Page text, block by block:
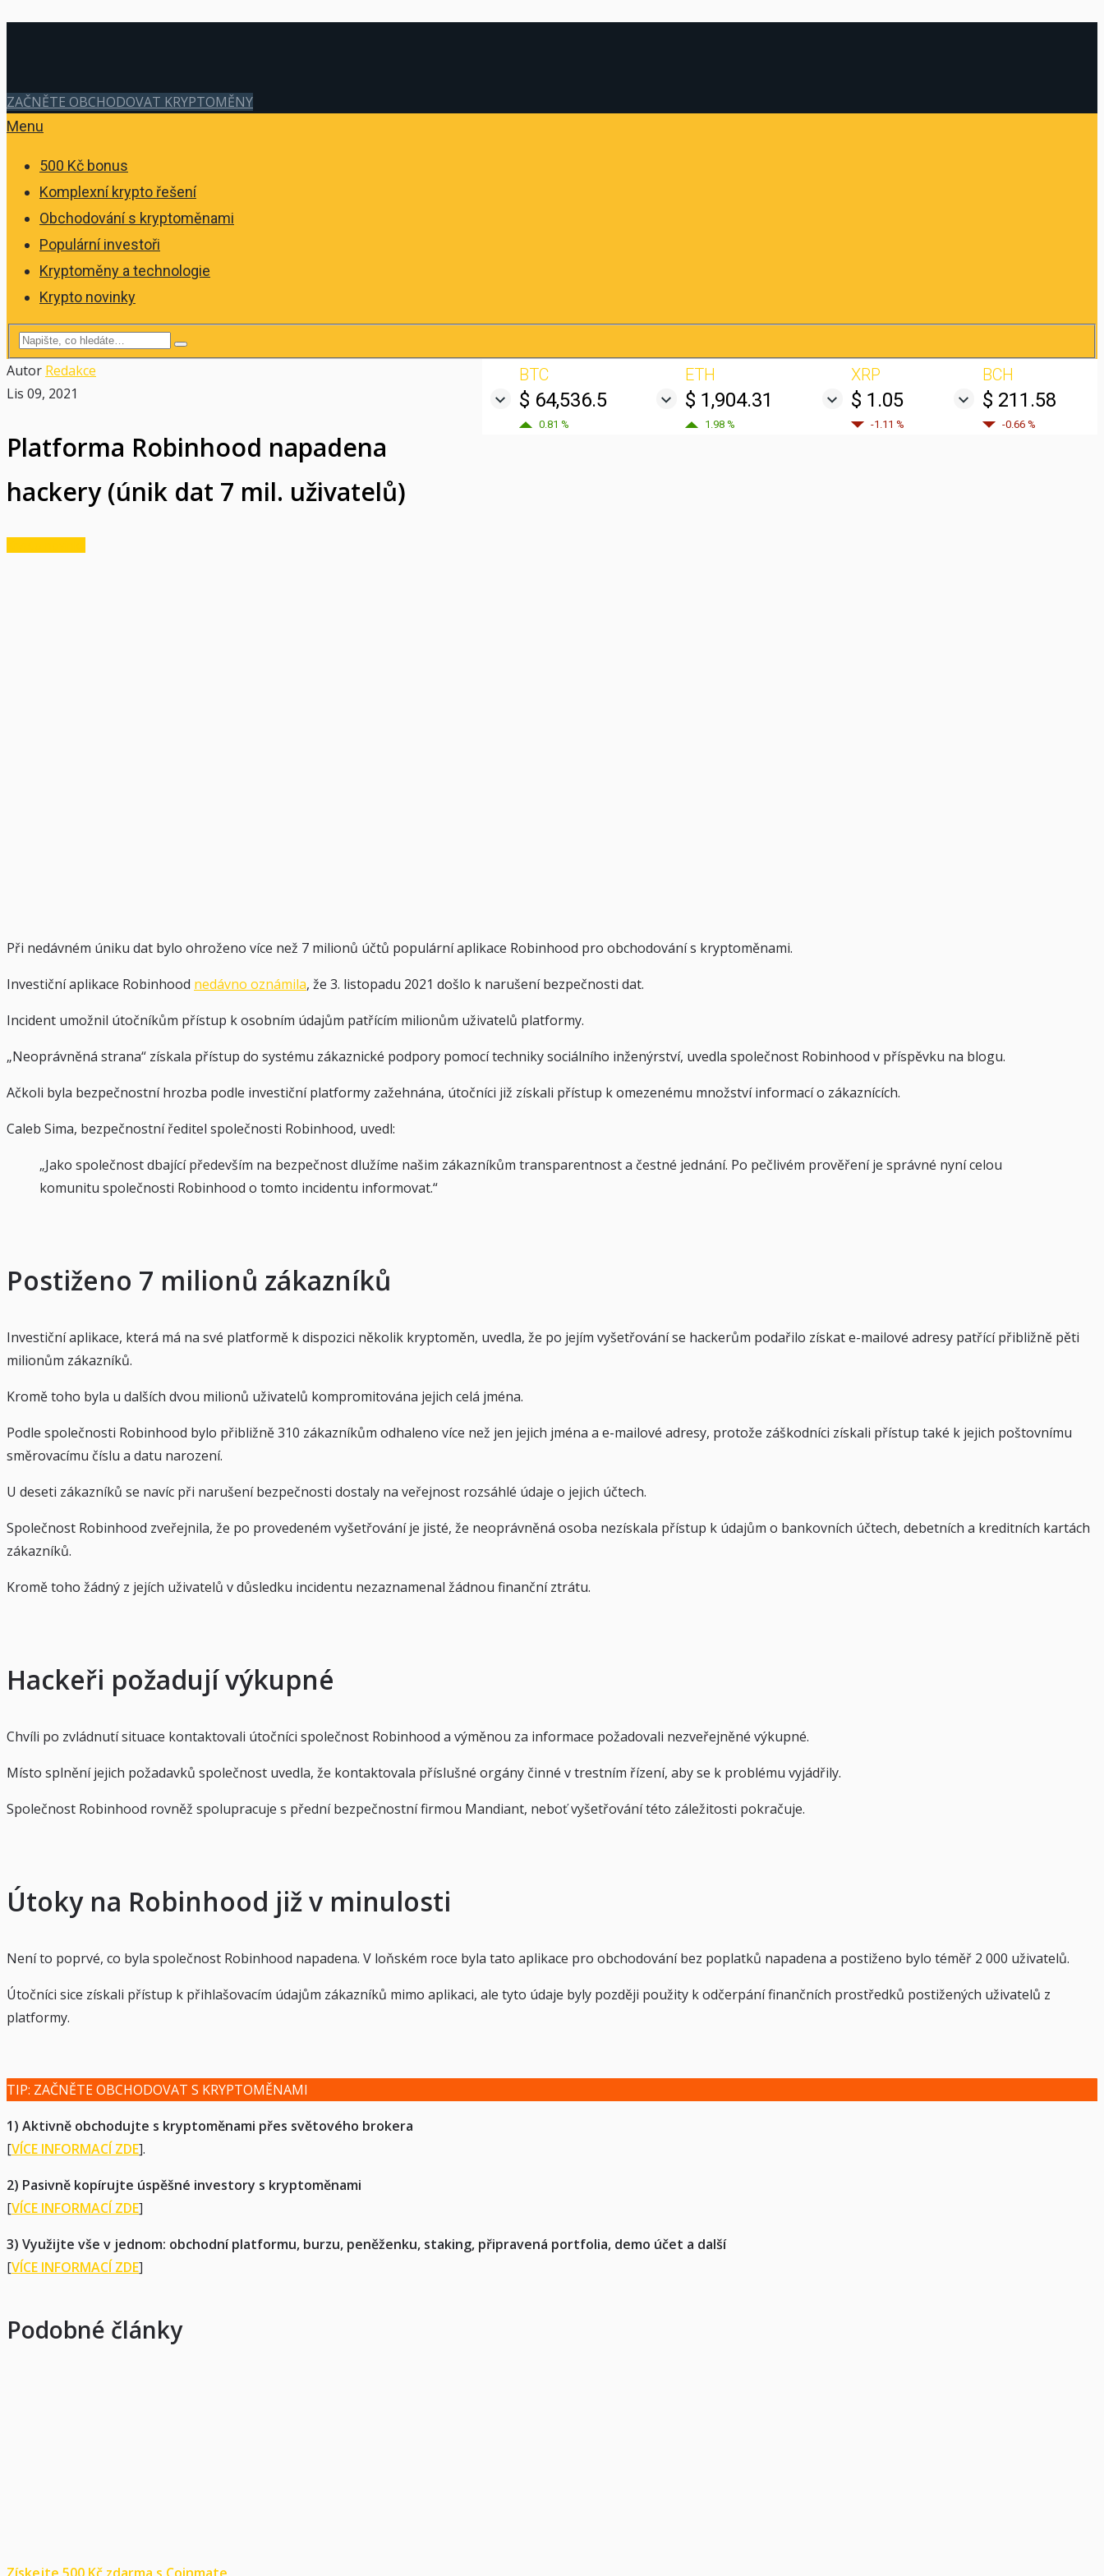
ZAČNĚTE OBCHODOVAT KRYPTOMĚNY
Menu
500 Kč bonus
Komplexní krypto řešení
Obchodování s kryptoměnami
Populární investoři
Kryptoměny a technologie
Krypto novinky
BTC
$ 64,536.5
0.81 %
ETH
$ 1,904.31
1.98 %
XRP
$ 1.05
-1.11 %
BCH
$ 211.58
-0.66 %
Autor Redakce
Lis 09, 2021
Platforma Robinhood napadena
hackery (únik dat 7 mil. uživatelů)
Při nedávném úniku dat bylo ohroženo více než 7 milionů účtů populární aplikace Robinhood pro obchodování s kryptoměnami.
Investiční aplikace Robinhood nedávno oznámila, že 3. listopadu 2021 došlo k narušení bezpečnosti dat.
Incident umožnil útočníkům přístup k osobním údajům patřícím milionům uživatelů platformy.
„Neoprávněná strana“ získala přístup do systému zákaznické podpory pomocí techniky sociálního inženýrství, uvedla společnost Robinhood v příspěvku na blogu.
Ačkoli byla bezpečnostní hrozba podle investiční platformy zažehnána, útočníci již získali přístup k omezenému množství informací o zákaznících.
Caleb Sima, bezpečnostní ředitel společnosti Robinhood, uvedl:
„Jako společnost dbající především na bezpečnost dlužíme našim zákazníkům transparentnost a čestné jednání. Po pečlivém prověření je správné nyní celou
komunitu společnosti Robinhood o tomto incidentu informovat.“
Postiženo 7 milionů zákazníků
Investiční aplikace, která má na své platformě k dispozici několik kryptoměn, uvedla, že po jejím vyšetřování se hackerům podařilo získat e-mailové adresy patřící přibližně pěti
milionům zákazníků.
Kromě toho byla u dalších dvou milionů uživatelů kompromitována jejich celá jména.
Podle společnosti Robinhood bylo přibližně 310 zákazníkům odhaleno více než jen jejich jména a e-mailové adresy, protože záškodníci získali přístup také k jejich poštovnímu
směrovacímu číslu a datu narození.
U deseti zákazníků se navíc při narušení bezpečnosti dostaly na veřejnost rozsáhlé údaje o jejich účtech.
Společnost Robinhood zveřejnila, že po provedeném vyšetřování je jisté, že neoprávněná osoba nezískala přístup k údajům o bankovních účtech, debetních a kreditních kartách
zákazníků.
Kromě toho žádný z jejích uživatelů v důsledku incidentu nezaznamenal žádnou finanční ztrátu.
Hackeři požadují výkupné
Chvíli po zvládnutí situace kontaktovali útočníci společnost Robinhood a výměnou za informace požadovali nezveřejněné výkupné.
Místo splnění jejich požadavků společnost uvedla, že kontaktovala příslušné orgány činné v trestním řízení, aby se k problému vyjádřily.
Společnost Robinhood rovněž spolupracuje s přední bezpečnostní firmou Mandiant, neboť vyšetřování této záležitosti pokračuje.
Útoky na Robinhood již v minulosti
Není to poprvé, co byla společnost Robinhood napadena. V loňském roce byla tato aplikace pro obchodování bez poplatků napadena a postiženo bylo téměř 2 000 uživatelů.
Útočníci sice získali přístup k přihlašovacím údajům zákazníků mimo aplikaci, ale tyto údaje byly později použity k odčerpání finančních prostředků postižených uživatelů z
platformy.
TIP: ZAČNĚTE OBCHODOVAT S KRYPTOMĚNAMI
1) Aktivně obchodujte s kryptoměnami přes světového brokera
[VÍCE INFORMACÍ ZDE].
2) Pasivně kopírujte úspěšné investory s kryptoměnami
[VÍCE INFORMACÍ ZDE]
3) Využijte vše v jednom: obchodní platformu, burzu, peněženku, staking, připravená portfolia, demo účet a další
[VÍCE INFORMACÍ ZDE]
Podobné články
Získejte 500 Kč zdarma s Coinmate